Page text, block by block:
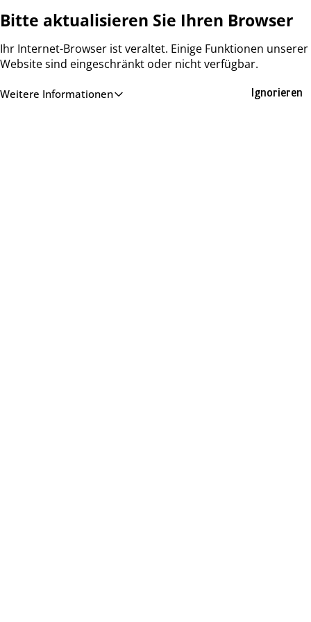
Bitte aktualisieren Sie Ihren Browser
Ihr Internet-Browser ist veraltet. Einige Funktionen unserer
Website sind eingeschränkt oder nicht verfügbar.
Weitere Informationen Ignorieren